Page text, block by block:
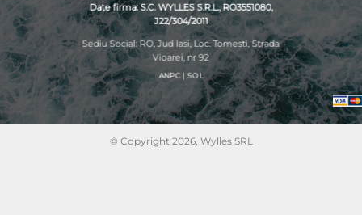
Date firma: S.C. WYLLES S.R.L., RO3551080,
J22/304/2011
Sediu Social: RO, Jud Iasi, Loc. Tomesti, Strada
Vioarei, nr 92
ANPC | SOL
© Copyright 2026, Wylles SRL